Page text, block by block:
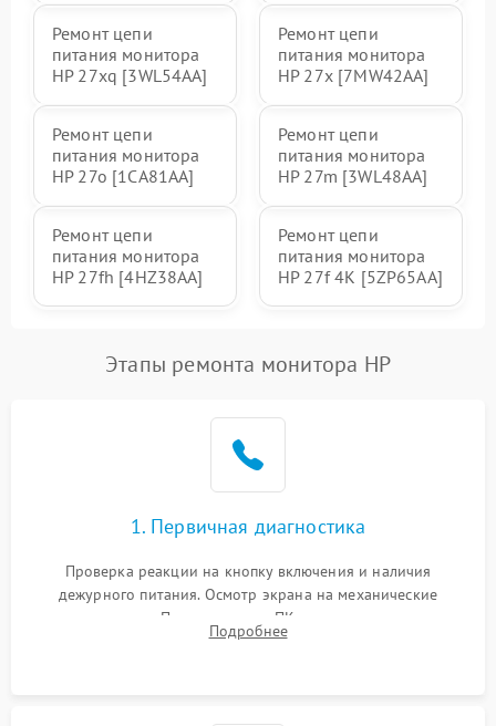
Ремонт цепи
питания монитора
HP 27xq [3WL54AA]
Ремонт цепи
питания монитора
HP 27x [7MW42AA]
Ремонт цепи
питания монитора
HP 27o [1CA81AA]
Ремонт цепи
питания монитора
HP 27m [3WL48AA]
Ремонт цепи
питания монитора
HP 27fh [4HZ38AA]
Ремонт цепи
питания монитора
HP 27f 4K [5ZP65AA]
Этапы ремонта монитора HP
1. Первичная диагностика
Проверка реакции на кнопку включения и наличия
дежурного питания. Осмотр экрана на механические
повреждения. Подключение к ПК для оценки вывода
изображения, работы подсветки и выявления артефактов на
Подробнее